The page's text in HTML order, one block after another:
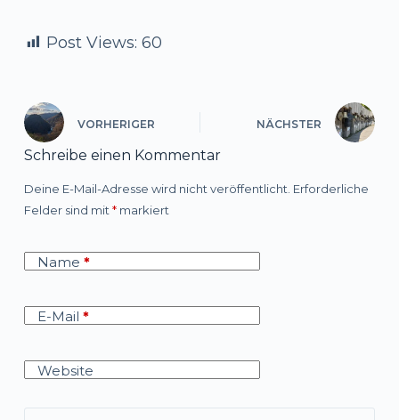
Post Views: 60
VORHERIGER NÄCHSTER
Schreibe einen Kommentar
Deine E-Mail-Adresse wird nicht veröffentlicht. Erforderliche
Felder sind mit *markiert
Name *
E-Mail *
Website